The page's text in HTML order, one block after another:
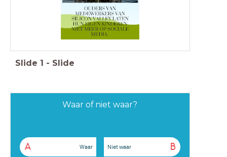
Slide 1 - Slide
Waar of niet waar?
A Waar B
Niet waar